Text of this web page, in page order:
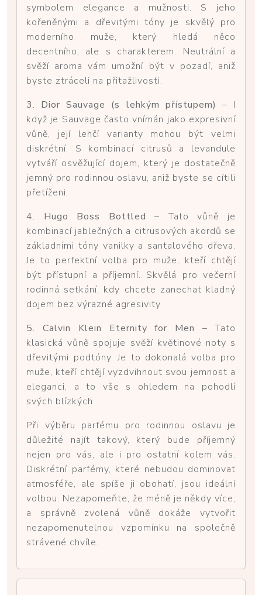
symbolem elegance a mužnosti. S jeho
kořeněnými a dřevitými tóny je skvělý pro
moderního muže, který hledá něco
decentního, ale s charakterem. Neutrální a
svěží aroma vám umožní být v pozadí, aniž
byste ztráceli na přitažlivosti.
3. Dior Sauvage (s lehkým přístupem) – I
když je Sauvage často vnímán jako expresivní
vůně, její lehčí varianty mohou být velmi
diskrétní. S kombinací citrusů a levandule
vytváří osvěžující dojem, který je dostatečně
jemný pro rodinnou oslavu, aniž byste se cítili
přetíženi.
4. Hugo Boss Bottled – Tato vůně je
kombinací jablečných a citrusových akordů se
základními tóny vanilky a santalového dřeva.
Je to perfektní volba pro muže, kteří chtějí
být přístupní a příjemní. Skvělá pro večerní
rodinná setkání, kdy chcete zanechat kladný
dojem bez výrazné agresivity.
5. Calvin Klein Eternity for Men
– Tato
klasická vůně spojuje svěží květinové noty s
dřevitými podtóny. Je to dokonalá volba pro
muže, kteří chtějí vyzdvihnout svou jemnost a
eleganci, a to vše s ohledem na pohodlí
svých blízkých.
Při výběru parfému pro rodinnou oslavu je
důležité najít takový, který bude příjemný
nejen pro vás, ale i pro ostatní kolem vás.
Diskrétní parfémy, které nebudou dominovat
atmosféře, ale spíše ji obohatí, jsou ideální
volbou. Nezapomeňte, že méně je někdy více,
a správně zvolená vůně dokáže vytvořit
nezapomenutelnou vzpomínku na společně
strávené chvíle.